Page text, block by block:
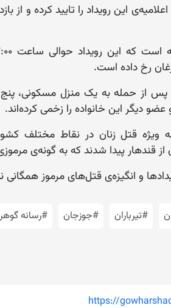
این رویداد را تایید کرده و از
رخ داده است.
پس از حمله به یک منزل مسکونی،
دیگر این خانواده را زخمی کرده‌اند.
قتل زنان در نقاط مختلف
پیدا شدند که به گونه‌ی
و انگیزه‌ی قتل‌های مرموز
#تیرباران #جوزجان #رسانه
https://